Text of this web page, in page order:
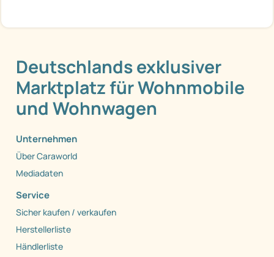
Deutschlands exklusiver
Marktplatz für Wohnmobile
und Wohnwagen
Unternehmen
Über Caraworld
Mediadaten
Service
Sicher kaufen / verkaufen
Herstellerliste
Händlerliste